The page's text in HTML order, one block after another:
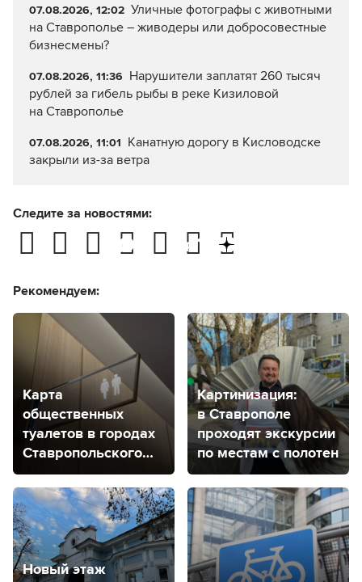
07.08.2026, 12:02 Уличные фотографы с животными
на Ставрополье – живодеры или добросовестные
бизнесмены?
07.08.2026, 11:36 Нарушители заплатят 260 тысяч
рублей за гибель рыбы в реке Кизиловой
на Ставрополье
07.08.2026, 11:01 Канатную дорогу в Кисловодске
закрыли из-за ветра
Следите за новостями:
Рекомендуем:
Карта
общественных
туалетов в городах
Ставропольского
края
Картинизация:
в Ставрополе
проходят экскурсии
по местам с полотен
Новый этаж